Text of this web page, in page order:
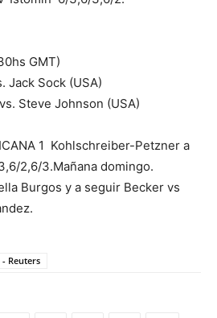
GMT)
Jack Sock (USA)
Steve Johnson (USA)
1 Kohlschreiber-Petzner a
2,6/3.Mañana domingo.
Burgos y a seguir Becker vs
Reuters